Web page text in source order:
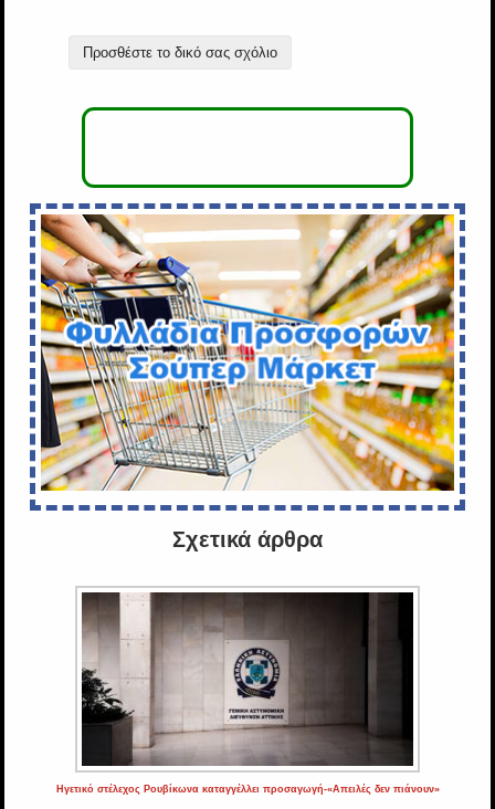
Προσθέστε το δικό σας σχόλιο
Σχετικά άρθρα
Ηγετικό στέλεχος Ρουβίκωνα καταγγέλλει προσαγωγή-«Απειλές δεν πιάνουν»